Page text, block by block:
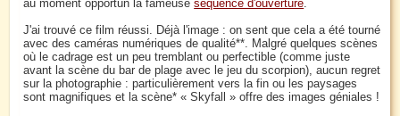
au moment opportun la fameuseséquence d'ouverture.
J'ai trouvé ce film réussi. Déjà l'image : on sent que cela a été tourné
avec des caméras numériques de qualité**. Malgré quelques scènes
où le cadrage est un peu tremblant ou perfectible (comme juste
avant la scène du bar de plage avec le jeu du scorpion), aucun regret
sur la photographie : particulièrement vers la fin ou les paysages
sont magnifiques et la scène* « Skyfall » offre des images géniales !